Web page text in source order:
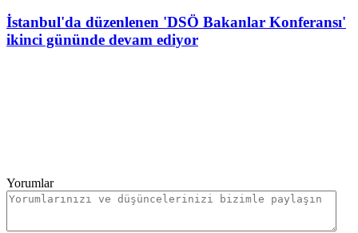
İstanbul'da düzenlenen 'DSÖ Bakanlar Konferansı'
ikinci gününde devam ediyor
Yorumlar